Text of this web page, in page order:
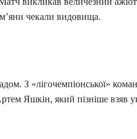
чекали видовища.
З «лігочемпіонської»
Яшкін, який пізніше взяв